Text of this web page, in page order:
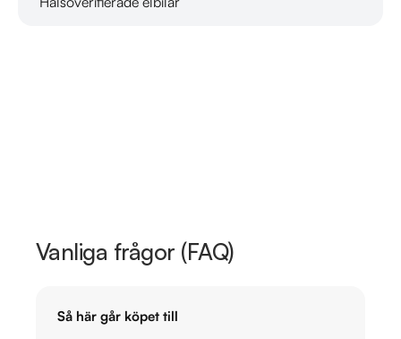
Läs mer om oss
Vanliga frågor (FAQ)
Så här går köpet till